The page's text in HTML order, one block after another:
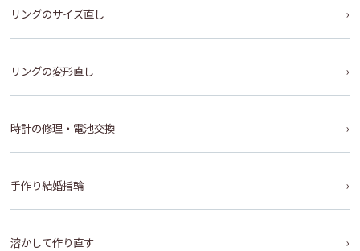
リングのサイズ直し
リングの変形直し
時計の修理・電池交換
手作り結婚指輪
溶かして作り直す